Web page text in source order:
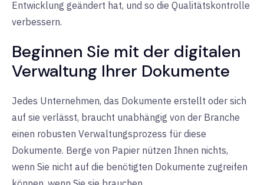
Entwicklung geändert hat, und so die Qualitätskontrolle
verbessern.
Beginnen Sie mit der digitalen
Verwaltung Ihrer Dokumente
Jedes Unternehmen, das Dokumente erstellt oder sich
auf sie verlässt, braucht unabhängig von der Branche
einen robusten Verwaltungsprozess für diese
Dokumente. Berge von Papier nützen Ihnen nichts,
wenn Sie nicht auf die benötigten Dokumente zugreifen